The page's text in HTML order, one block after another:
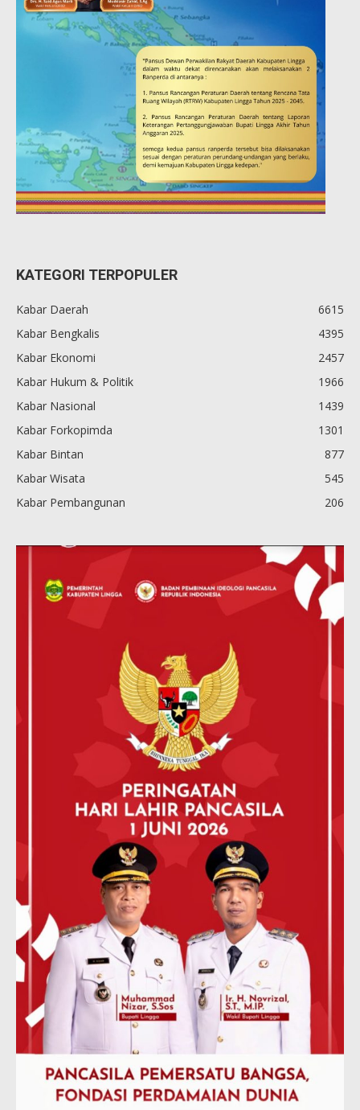
KATEGORI TERPOPULER
Kabar Daerah
6615
Kabar Bengkalis
4395
Kabar Ekonomi
2457
Kabar Hukum & Politik
1966
Kabar Nasional
1439
Kabar Forkopimda
1301
Kabar Bintan
877
Kabar Wisata
545
Kabar Pembangunan
206